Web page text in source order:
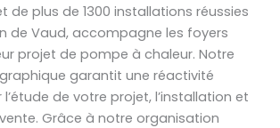
de plus de 1300 installations réussies
de Vaud, accompagne les foyers
projet de pompe à chaleur. Notre
garantit une réactivité
de votre projet, l’installation et
Grâce à notre organisation